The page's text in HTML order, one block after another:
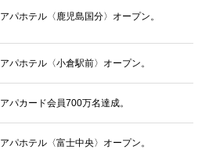
アパホテル〈鹿児島国分〉オープン。
アパホテル〈小倉駅前〉オープン。
アパカード会員700万名達成。
アパホテル〈富士中央〉オープン。